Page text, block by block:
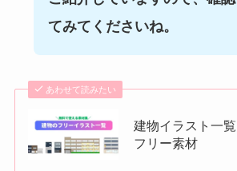
てみてくださいね。
あわせて読みたい
建物イラスト一
フリー素材